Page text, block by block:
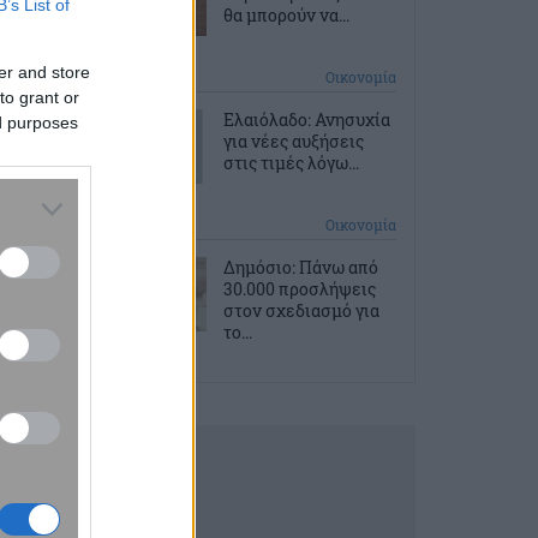
List of
and store
grant or
purposes
θα μπορούν να...
10 ώρες πριν Οικονομία
Ελαιόλαδο: Ανησυχία
για νέες αυξήσεις
στις τιμές λόγω...
Οικονομία
Δημόσιο: Πάνω από
30.000 προσλήψεις
στον σχεδιασμό για
το...